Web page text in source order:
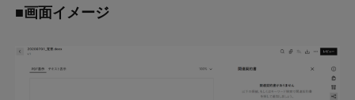
■画面イメージ